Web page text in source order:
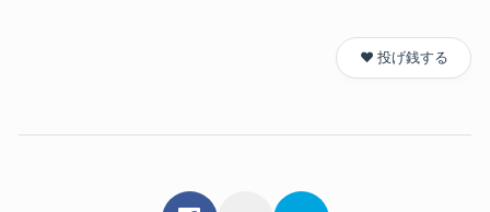
❤️ 投げ銭する